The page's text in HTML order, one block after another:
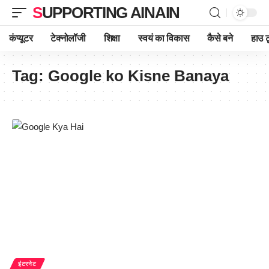
SUPPORTING AINAIN
कंप्यूटर टेक्नोलॉजी शिक्षा स्वयं का विकास कैसे बने हाउ
Tag: Google ko Kisne Banaya
इंटरनेट